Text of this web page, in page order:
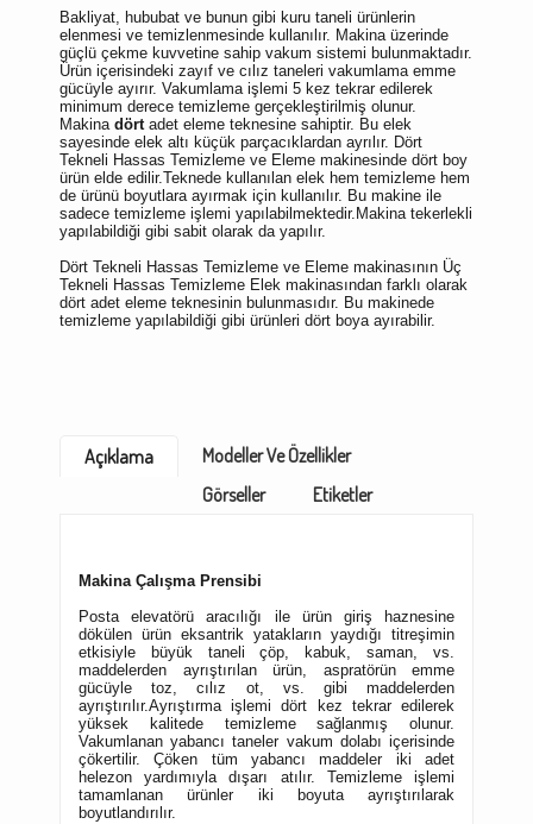
Bakliyat, hububat ve bunun gibi kuru taneli ürünlerin
elenmesi ve temizlenmesinde kullanılır. Makina üzerinde
güçlü çekme kuvvetine sahip vakum sistemi bulunmaktadır.
Ürün içerisindeki zayıf ve cılız taneleri vakumlama emme
gücüyle ayırır. Vakumlama işlemi 5 kez tekrar edilerek
minimum derece temizleme gerçekleştirilmiş olunur.
Makina dörtadet eleme teknesine sahiptir. Bu elek
sayesinde elek altı küçük parçacıklardan ayrılır. Dört
Tekneli Hassas Temizleme ve Eleme makinesinde dört boy
ürün elde edilir.Teknede kullanılan elek hem temizleme hem
de ürünü boyutlara ayırmak için kullanılır. Bu makine ile
sadece temizleme işlemi yapılabilmektedir.Makina tekerlekli
yapılabildiği gibi sabit olarak da yapılır.
Dört Tekneli Hassas Temizleme ve Eleme makinasının Üç
Tekneli Hassas Temizleme Elek makinasından farklı olarak
dört adet eleme teknesinin bulunmasıdır. Bu makinede
temizleme yapılabildiği gibi ürünleri dört boya ayırabilir.
Açıklama
Modeller Ve Özellikler
Görseller
Etiketler
Makina Çalışma Prensibi
Posta elevatörü aracılığı ile ürün giriş haznesine
dökülen ürün eksantrik yatakların yaydığı titreşimin
etkisiyle büyük taneli çöp, kabuk, saman, vs.
maddelerden ayrıştırılan ürün, aspratörün emme
gücüyle toz, cılız ot, vs. gibi maddelerden
ayrıştırılır.Ayrıştırma işlemi dört kez tekrar edilerek
yüksek kalitede temizleme sağlanmış olunur.
Vakumlanan yabancı taneler vakum dolabı içerisinde
çökertilir. Çöken tüm yabancı maddeler iki adet
helezon yardımıyla dışarı atılır. Temizleme işlemi
tamamlanan ürünler iki boyuta ayrıştırılarak
boyutlandırılır.